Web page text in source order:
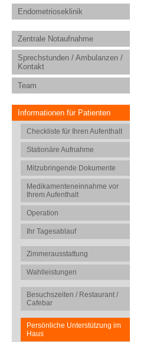
Endometrioseklinik
Zentrale Notaufnahme
Sprechstunden / Ambulanzen /
Kontakt
Team
Informationen für Patienten
Checkliste für Ihren Aufenthalt
Stationäre Aufnahme
Mitzubringende Dokumente
Medikamenteneinnahme vor
Ihrem Aufenthalt
Operation
Ihr Tagesablauf
Zimmerausstattung
Wahlleistungen
Besuchszeiten / Restaurant /
Cafebar
Persönliche Unterstützung im
Haus